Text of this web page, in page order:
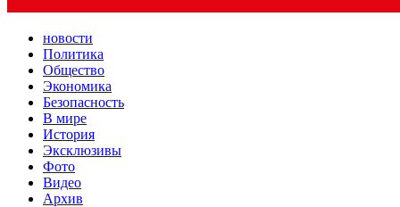
новости
Политика
Общество
Экономика
Безопасность
В мире
История
Эксклюзивы
Фото
Видео
Архив